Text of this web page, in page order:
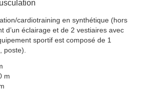
cardiotraining en synthétique (hors
d’un éclairage et de 2 vestiaires avec
sportif est composé de 1
poste).
m